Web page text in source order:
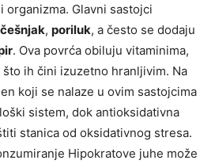
organizma. Glavni sastojci
češnjak, poriluk, a često se dodaju
. Ova povrća obiluju vitaminima,
što ih čini izuzetno hranljivim. Na
koji se nalaze u ovim sastojcima
sistem, dok antioksidativna
stanica od oksidativnog stresa.
Hipokratove juhe može